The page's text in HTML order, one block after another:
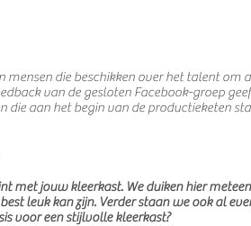
mensen die beschikken over het talent om
van de gesloten Facebook-groep
die aan het begin van de productieketen
met jouw kleerkast. We duiken hier
leuk kan zijn. Verder staan we ook al
voor een stijlvolle kleerkast?